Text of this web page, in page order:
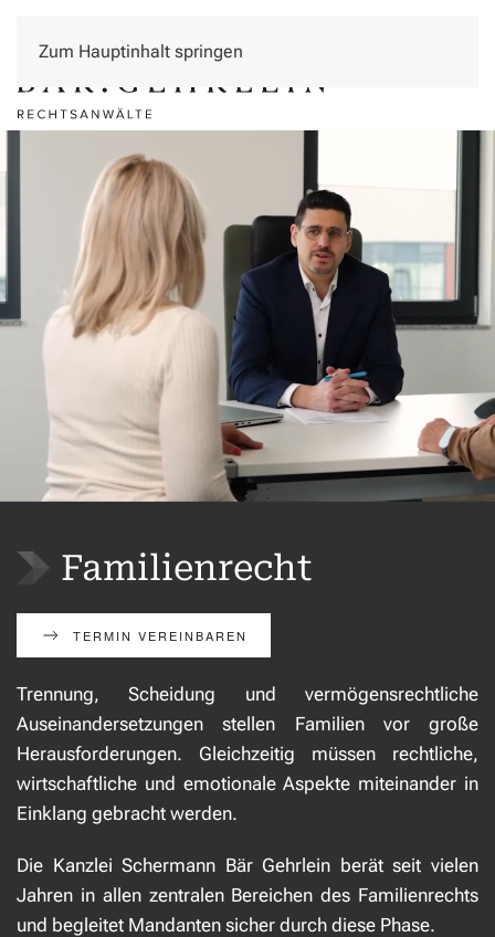
Zum Hauptinhalt springen
Familienrecht
TERMIN VEREINBAREN
Trennung, Scheidung und vermögensrechtliche
Auseinandersetzungen stellen Familien vor große
Herausforderungen. Gleichzeitig müssen rechtliche,
wirtschaftliche und emotionale Aspekte miteinander in
Einklang gebracht werden.
Die Kanzlei Schermann Bär Gehrlein berät seit vielen
Jahren in allen zentralen Bereichen des Familienrechts
und begleitet Mandanten sicher durch diese Phase.